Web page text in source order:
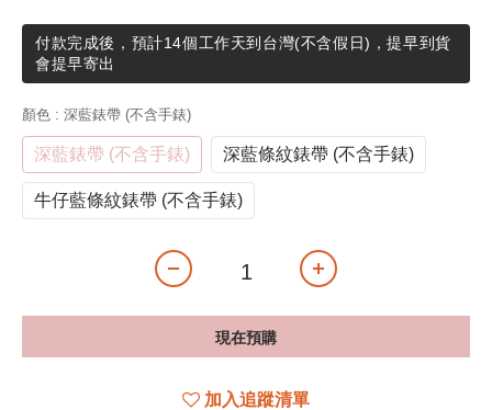
付款完成後，預計14個工作天到台灣(不含假日)，提早到貨
會提早寄出
顏色 : 深藍錶帶 (不含手錶)
深藍錶帶 (不含手錶) 深藍條紋錶帶 (不含手錶)
牛仔藍條紋錶帶 (不含手錶)
現在預購
加入追蹤清單